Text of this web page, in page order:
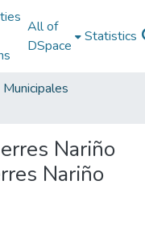
All of
DSpace
Statistics
Nariño
Nariño